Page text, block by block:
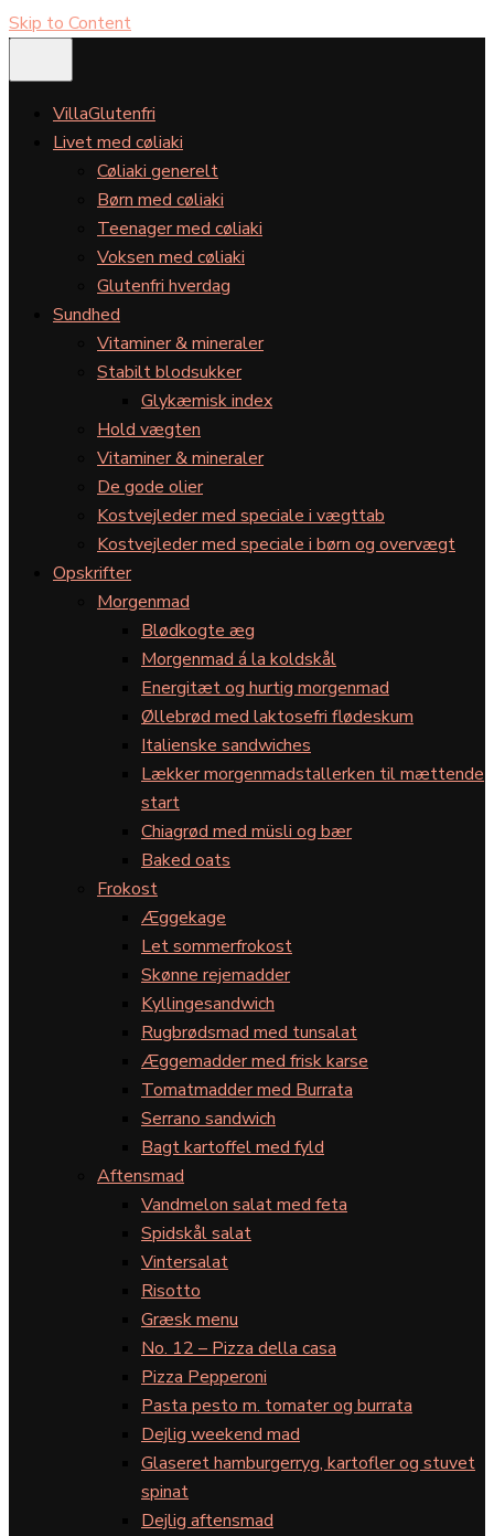
Skip to Content
VillaGlutenfri
Livet med cøliaki
Cøliaki generelt
Børn med cøliaki
Teenager med cøliaki
Voksen med cøliaki
Glutenfri hverdag
Sundhed
Vitaminer & mineraler
Stabilt blodsukker
Glykæmisk index
Hold vægten
Vitaminer & mineraler
De gode olier
Kostvejleder med speciale i vægttab
Kostvejleder med speciale i børn og overvægt
Opskrifter
Morgenmad
Blødkogte æg
Morgenmad á la koldskål
Energitæt og hurtig morgenmad
Øllebrød med laktosefri flødeskum
Italienske sandwiches
Lækker morgenmadstallerken til mættende
start
Chiagrød med müsli og bær
Baked oats
Frokost
Æggekage
Let sommerfrokost
Skønne rejemadder
Kyllingesandwich
Rugbrødsmad med tunsalat
Æggemadder med frisk karse
Tomatmadder med Burrata
Serrano sandwich
Bagt kartoffel med fyld
Aftensmad
Vandmelon salat med feta
Spidskål salat
Vintersalat
Risotto
Græsk menu
No. 12 – Pizza della casa
Pizza Pepperoni
Pasta pesto m. tomater og burrata
Dejlig weekend mad
Glaseret hamburgerryg, kartofler og stuvet
spinat
Dejlig aftensmad